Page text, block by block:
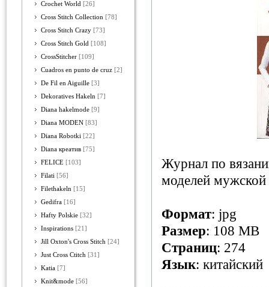
Crochet World [26]
Cross Stitch Collection [78]
Cross Stitch Crazy [73]
Cross Stitch Gold [108]
CrossStitcher [109]
Cuadros en punto de cruz [2]
De Fil en Aiguille [3]
Dekoratives Hakeln [7]
Diana hakelmode [9]
Diana MODEN [83]
Diana Robotki [22]
Diana креатив [75]
FELICE [103]
Filati [56]
Filethakeln [15]
Gedifra [16]
Hafty Polskie [32]
Inspirations [21]
Jill Oxton's Cross Stitch [24]
Just Cross Ctitch [31]
Katia [7]
Knit&mode [56]
Журнал по
моделей
Формат: jpg
Размер: 108 MB
Страниц: 274
Язык: китайский